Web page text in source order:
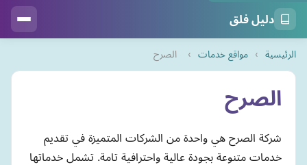
دليل فلق
الرئيسية › مواقع خدمات › الصرح
الصرح
شركة الصرح هي واحدة من الشركات المتميزة في تقديم
خدمات متنوعة بجودة عالية واحترافية تامة. تشمل خدماتها